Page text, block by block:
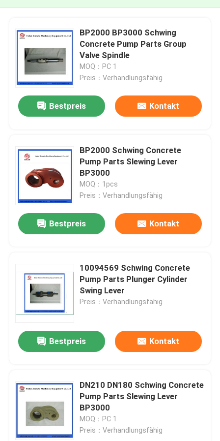
BP2000 BP3000 Schwing
Concrete Pump Parts Group
Valve Spindle
MOQ：PC 1
Preis：Verhandlungsfähig
Bestpreis Kontakt
BP2000 Schwing Concrete
Pump Parts Slewing Lever
BP3000
MOQ：1pcs
Preis：Verhandlungsfähig
Bestpreis Kontakt
10094569 Schwing Concrete
Pump Parts Plunger Cylinder
Swing Lever
Preis：Verhandlungsfähig
Bestpreis Kontakt
DN210 DN180 Schwing Concrete
Pump Parts Slewing Lever
BP3000
MOQ：PC 1
Preis：Verhandlungsfähig